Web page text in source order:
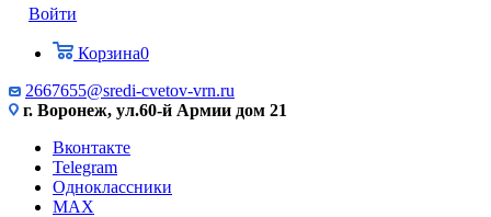
Войти
Корзина0
2667655@sredi-cvetov-vrn.ru
г. Воронеж, ул.60-й Армии дом 21
Вконтакте
Telegram
Одноклассники
MAX